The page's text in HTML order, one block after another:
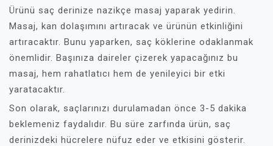
Ürünü saç derinize nazikçe masaj yaparak yedirin.
Masaj, kan dolaşımını artıracak ve ürünün etkinliğini
artıracaktır. Bunu yaparken, saç köklerine odaklanmak
önemlidir. Başınıza daireler çizerek yapacağınız bu
masaj, hem rahatlatıcı hem de yenileyici bir etki
yaratacaktır.
Son olarak, saçlarınızı durulamadan önce 3-5 dakika
beklemeniz faydalıdır. Bu süre zarfında ürün, saç
derinizdeki hücrelere nüfuz eder ve etkisini gösterir.